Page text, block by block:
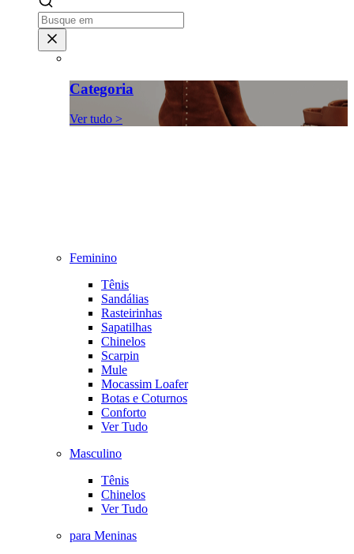
Categoria
Ver tudo >
Feminino
Tênis
Sandálias
Rasteirinhas
Sapatilhas
Chinelos
Scarpin
Mule
Mocassim Loafer
Botas e Coturnos
Conforto
Ver Tudo
Masculino
Tênis
Chinelos
Ver Tudo
para Meninas